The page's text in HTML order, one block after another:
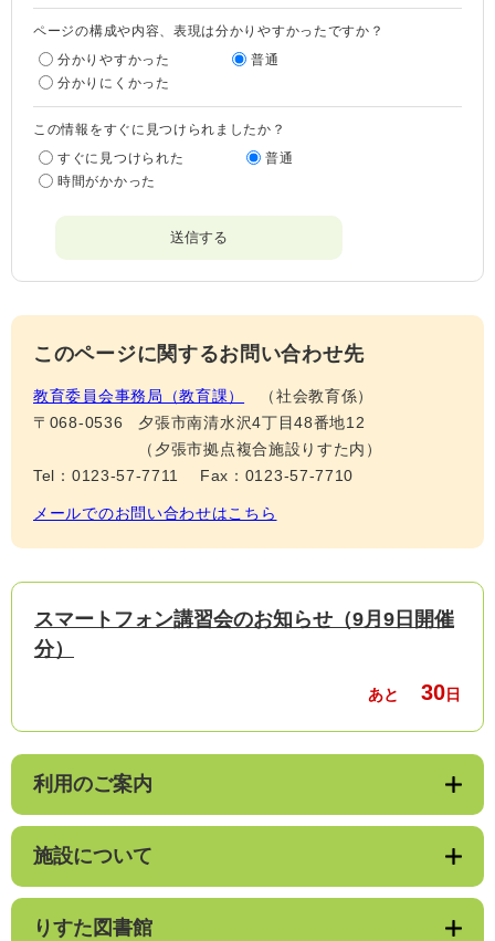
ページの構成や内容、表現は分かりやすかったですか？
分かりやすかった
普通
分かりにくかった
この情報をすぐに見つけられましたか？
すぐに見つけられた
普通
時間がかかった
このページに関するお問い合わせ先
教育委員会事務局（教育課）
社会教育係
〒068-0536
夕張市南清水沢4丁目48番地12
（夕張市拠点複合施設りすた内）
Tel：0123-57-7711
Fax：0123-57-7710
メールでのお問い合わせはこちら
スマートフォン講習会のお知らせ（9月9日開催
分）
あと 30日
利用のご案内
施設について
りすた図書館